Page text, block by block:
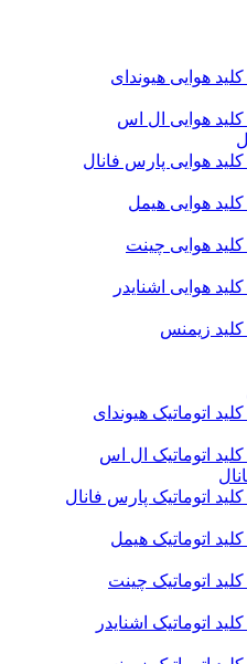
هوایی هیوندای
هوایی ال اس
هوایی پارس فانال
هوایی هیمل
هوایی چینت
هوایی اشنایدر
کلید زیمنس
اتوماتیک هیوندای
اتوماتیک ال اس
اتوماتیک پارس فانال
اتوماتیک هیمل
اتوماتیک چینت
اتوماتیک اشنایدر